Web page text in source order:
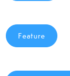
Feature